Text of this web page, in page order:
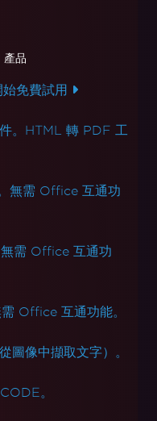
產品
免費試用
。HTML 轉 PDF 工
無需 Office 互通功
需 Office 互通功
Office 互通功能。
圖像中擷取文字）。
。